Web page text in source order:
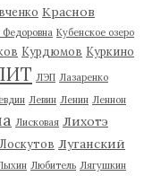
Краснов
Федоровна Кубенское озеро
Курдюмов Куркино
ЛЭП Лазаренко
Левин Ленин Леннон
Лисковая Лихотэ
Лоскутов Луганский
Любитель Лягушкин